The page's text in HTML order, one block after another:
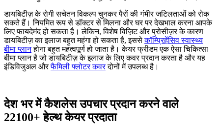
डायबिटीज़ के रोगी सचेतन विकल्प चुनकर पैरों की गंभीर जटिलताओं को रोक
सकते हैं। नियमित रूप से डॉक्टर से मिलना और घर पर देखभाल करना आपके
लिए फायदेमंद हो सकता है। लेकिन, विशेष विज़िट और प्रोसीज़र के कारण
डायबिटीज़ का इलाज बहुत महंगा हो सकता है, इससेकॉम्प्रिहेंसिव स्वास्थ्य
बीमा प्लानहोना बहुत महत्वपूर्ण हो जाता है। केयर फ्रीडम एक ऐसा चिकित्सा
बीमा प्लान है जो डायबिटीज़ के इलाज के लिए कवर प्रदान करता है और यह
इंडिविजुअल औरफैमिली फ्लोटर कवरदोनों में उपलब्ध है।
देश भर में कैशलेस उपचार प्रदान करने वाले
22100+ हेल्थ केयर प्रदाता